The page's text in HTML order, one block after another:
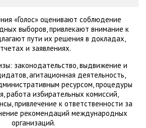
«Голос» оценивают соблюдение
выборов, привлекают внимание к
пути их решения в докладах,
и заявлениях.
законодательство, выдвижение и
агитационная деятельность,
ресурсом, процедуры
работа избирательных комиссий,
привлечение к ответственности за
рекомендаций международных
организаций.